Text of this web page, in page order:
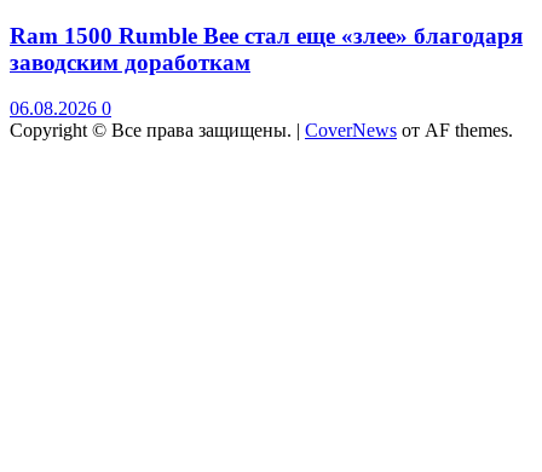
Ram 1500 Rumble Bee стал еще «злее» благодаря
заводским доработкам
06.08.2026 0
Copyright © Все права защищены. | CoverNews от AF themes.